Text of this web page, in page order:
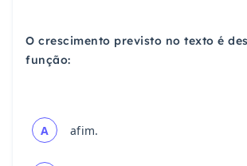
O crescimento previsto no texto é
função:
A afim.